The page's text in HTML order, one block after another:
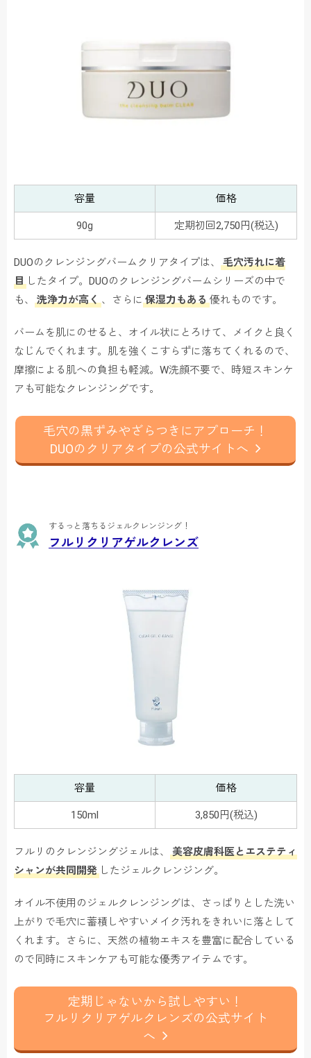
容量 価格
90g 定期初回2,750円(税込)
DUOのクレンジングバームクリアタイプは、
毛穴汚れに着
目 したタイプ。DUOのクレンジングバームシリーズの中で
も、
洗浄力が高く 、さらに 保湿力もある優れものです。
バームを肌にのせると、オイル状にとろけて、メイクと良く
なじんでくれます。肌を強くこすらずに落ちてくれるので、
摩擦による肌への負担も軽減。W洗顔不要で、時短スキンケ
アも可能なクレンジングです。
毛穴の黒ずみやざらつきにアプローチ！
DUOのクリアタイプの公式サイトへ
するっと落ちるジェルクレンジング！
フルリクリアゲルクレンズ
容量 価格
150ml 3,850円(税込)
フルリのクレンジングジェルは、
美容皮膚科医とエステティ
シャンが共同開発 したジェルクレンジング。
オイル不使用のジェルクレンジングは、さっぱりとした洗い
上がりで毛穴に蓄積しやすいメイク汚れをきれいに落として
くれます。さらに、天然の植物エキスを豊富に配合している
ので同時にスキンケアも可能な優秀アイテムです。
定期じゃないから試しやすい！
フルリクリアゲルクレンズの公式サイト
へ